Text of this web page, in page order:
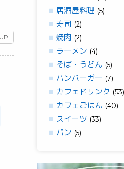
居酒屋料理 (5)
寿司 (2)
焼肉 (2)
ラーメン (4)
そば・うどん (5)
ハンバーガー (7)
カフェドリンク (53)
カフェごはん (40)
スイーツ (33)
パン (5)